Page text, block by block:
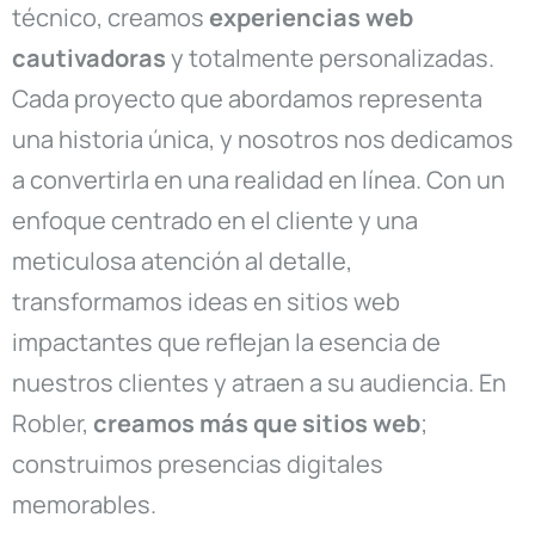
técnico, creamos experiencias web
cautivadorasy totalmente personalizadas.
Cada proyecto que abordamos representa
una historia única, y nosotros nos dedicamos
a convertirla en una realidad en línea. Con un
enfoque centrado en el cliente y una
meticulosa atención al detalle,
transformamos ideas en sitios web
impactantes que reflejan la esencia de
nuestros clientes y atraen a su audiencia. En
Robler, creamos más que sitios web;
construimos presencias digitales
memorables.